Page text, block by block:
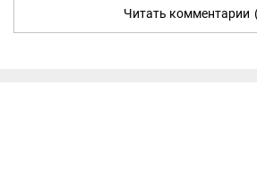
Читать комментарии